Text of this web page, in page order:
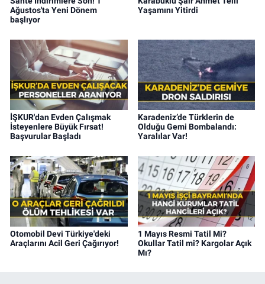
Ağustos'ta Yeni Dönem
başlıyor
Yaşamını Yitirdi
İŞKUR'dan Evden Çalışmak
İsteyenlere Büyük Fırsat!
Başvurular Başladı
Karadeniz’de Türklerin de
Olduğu Gemi Bombalandı:
Yaralılar Var!
Otomobil Devi Türkiye'deki
Araçlarını Acil Geri Çağırıyor!
1 Mayıs Resmi Tatil Mi?
Okullar Tatil mi? Kargolar Açık
Mı?